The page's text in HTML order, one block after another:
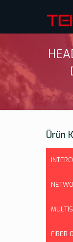
Ürün
FİBER